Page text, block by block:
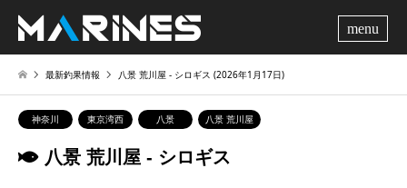
最新釣果情報 八景 荒川屋 ‐ シロギス (2026年1月17日)
神奈川 東京湾西 八景 八景 荒川屋
八景 荒川屋 ‐ シロギス